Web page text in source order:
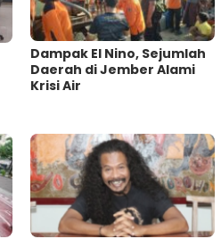
Dampak El Nino, Sejumlah
Daerah di Jember Alami
Krisi Air